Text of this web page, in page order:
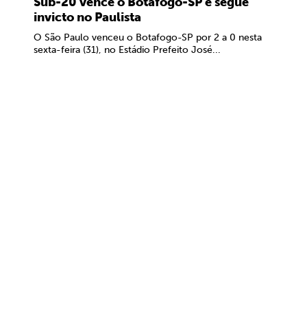
invicto no Paulista
O São Paulo venceu o Botafogo-SP por 2 a 0 nesta
sexta-feira (31), no Estádio Prefeito José...